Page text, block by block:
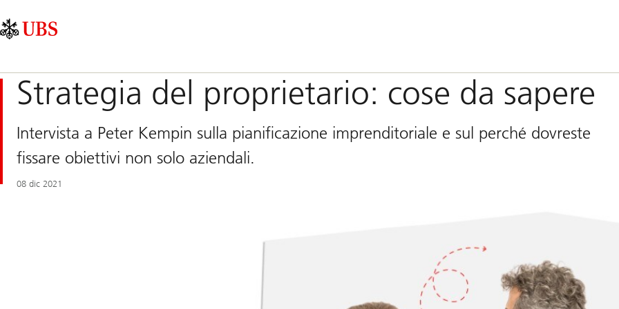
Area
principale
Strategia del proprietario: cose da sapere
Intervista a Peter Kempin sulla pianificazione imprenditoriale e sul perché dovreste
fissare obiettivi non solo aziendali.
08 dic 2021